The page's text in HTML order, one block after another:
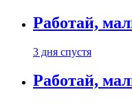
Работай,
3 дня спустя
Работай,